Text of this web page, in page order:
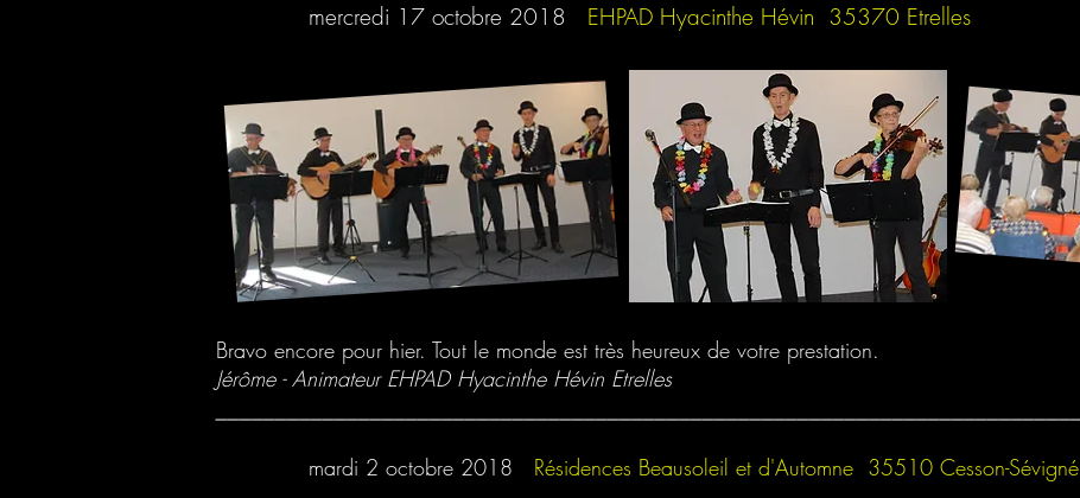
mercredi 17 octobre 2018 EHPAD Hyacinthe Hévin 35370 Etrelles
Bravo encore pour hier. Tout le monde est très heureux de votre prestation.
Jérôme - Animateur EHPAD Hyacinthe Hévin Etrelles
mardi 2 octobre 2018 Résidences Beausoleil et d'Automne 35510 Cesson-Sévigné